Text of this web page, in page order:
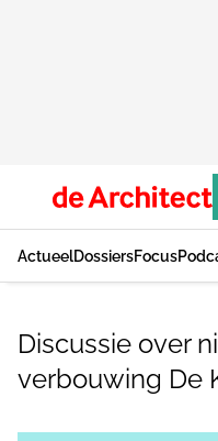
ActueelDossiersFocus
Discussie over
verbouwing De